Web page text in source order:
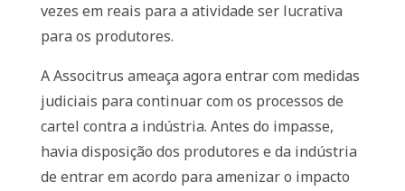
vezes em reais para a atividade ser lucrativa
para os produtores.
A Associtrus ameaça agora entrar com medidas
judiciais para continuar com os processos de
cartel contra a indústria. Antes do impasse,
havia disposição dos produtores e da indústria
de entrar em acordo para amenizar o impacto